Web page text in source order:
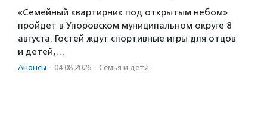
«Семейный квартирник под открытым небом»
пройдет в Упоровском муниципальном округе 8
августа. Гостей ждут спортивные игры для отцов
и детей,…
Анонсы · 04.08.2026 · Семья и дети